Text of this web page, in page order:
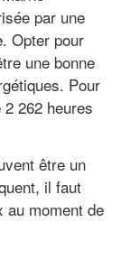
par une
Opter pour
une bonne
Pour
262 heures
être un
il faut
moment de